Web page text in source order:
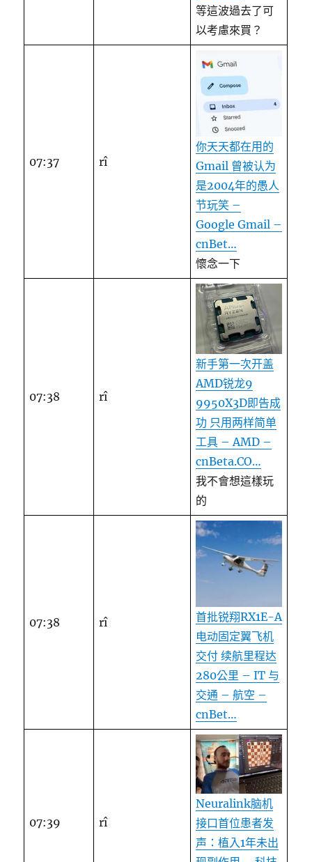
等這波過去了可
以考慮來買？
07:37 rî
你天天都在用的
Gmail 曾被认为
是2004年的愚人
节玩笑 –
Google Gmail –
cnBet…
懷念一下
07:38 rî
新手第一次开盖
AMD锐龙9
9950X3D即告成
功 只用两样简单
工具 – AMD –
cnBeta.CO…
我不會想這樣玩
的
07:38 rî
首批锐翔RX1E-A
电动固定翼飞机
交付 续航里程达
280公里 – IT 与
交通 – 航空 –
cnBet…
07:39 rî
Neuralink脑机
接口首位患者发
声：植入1年未出